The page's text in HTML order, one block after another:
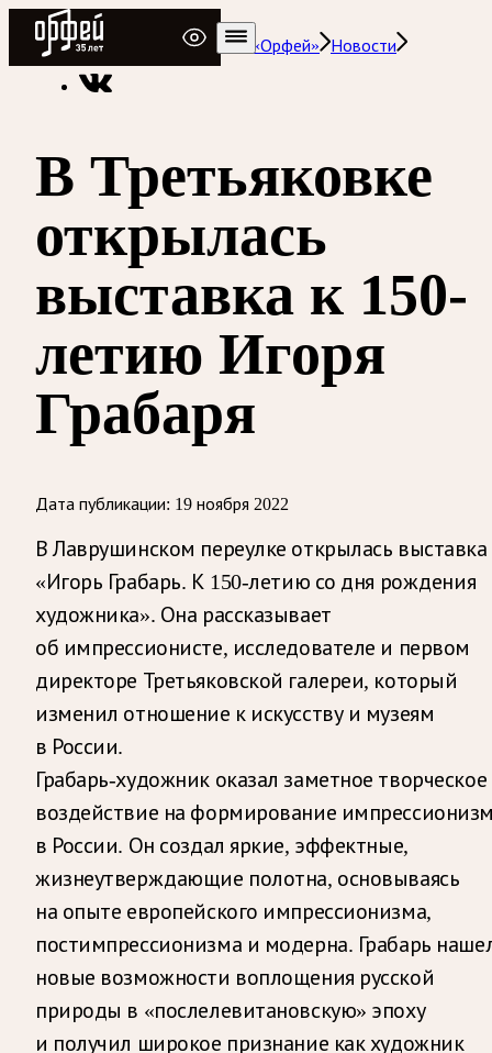
Радио Орфей
Радио классической музыки «Орфей»
Новости
В Третьяковке
открылась
выставка к 150-
летию Игоря
Грабаря
Дата публикации: 19 ноября 2022
В Лаврушинском переулке открылась выставка
«Игорь Грабарь. К 150-летию со дня рождения
художника». Она рассказывает
об импрессионисте, исследователе и первом
директоре Третьяковской галереи, который
изменил отношение к искусству и музеям
в России.
Грабарь-художник оказал заметное творческое
воздействие на формирование
в России. Он создал яркие, эффектные,
жизнеутверждающие полотна, основываясь
на опыте европейского импрессионизма,
постимпрессионизма и модерна. Грабарь
новые возможности воплощения русской
природы в «послелевитановскую» эпоху
и получил широкое признание как художник